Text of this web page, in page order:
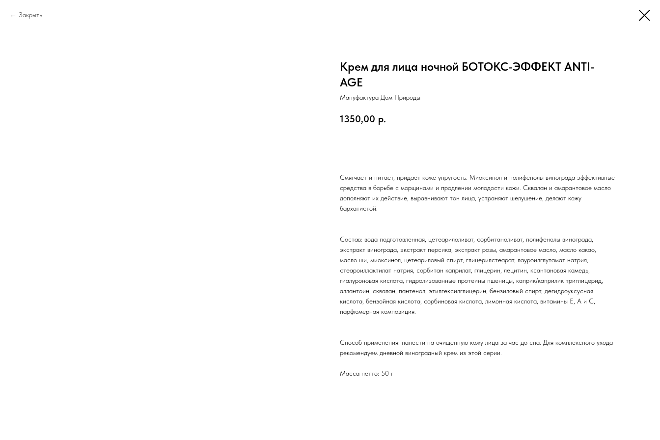
Закрыть
Крем для лица ночной БОТОКС-ЭФФЕКТ ANTI-
AGE
Мануфактура Дом Природы
1350,00 р.
Смягчает и питает, придает коже упругость. Миоксинол и полифенолы винограда эффективные
средства в борьбе с морщинами и продлении молодости кожи. Сквалан и амарантовое масло
дополняют их действие, выравнивают тон лица, устраняют шелушение, делают кожу
бархатистой.
Состав: вода подготовленная, цетеарилоливат, сорбитаноливат, полифенолы винограда,
экстракт винограда, экстракт персика, экстракт розы, амарантовое масло, масло какао,
масло ши, миоксинол, цетеариловый спирт, глицерилстеарат, лауроилглутамат натрия,
стеароиллактилат натрия, сорбитан каприлат, глицерин, лецитин, ксантановая камедь,
гиалуроновая кислота, гидролизованные протеины пшеницы, каприк/каприлик триглицерид,
аллантоин, сквалан, пантенол, этилгексилглицерин, бензиловый спирт, дегидроуксусная
кислота, бензойная кислота, сорбиновая кислота, лимонная кислота, витамины Е, А и С,
парфюмерная композиция.
Способ применения: нанести на очищенную кожу лица за час до сна. Для комплексного ухода
рекомендуем дневной виноградный крем из этой серии.
Масса нетто: 50 г